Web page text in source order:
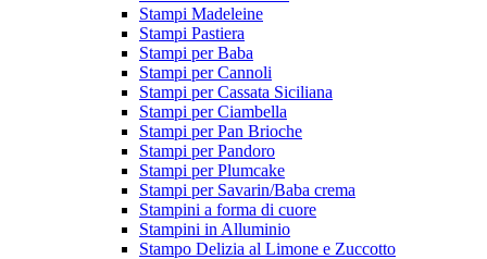
Stampi Madeleine
Stampi Pastiera
Stampi per Baba
Stampi per Cannoli
Stampi per Cassata Siciliana
Stampi per Ciambella
Stampi per Pan Brioche
Stampi per Pandoro
Stampi per Plumcake
Stampi per Savarin/Baba crema
Stampini a forma di cuore
Stampini in Alluminio
Stampo Delizia al Limone e Zuccotto